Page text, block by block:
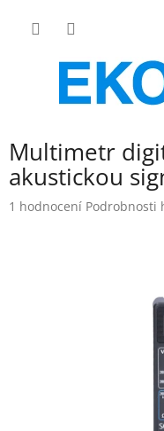
Multimetr
akustickou
Průměrné
1 hodnocení Podrobnosti